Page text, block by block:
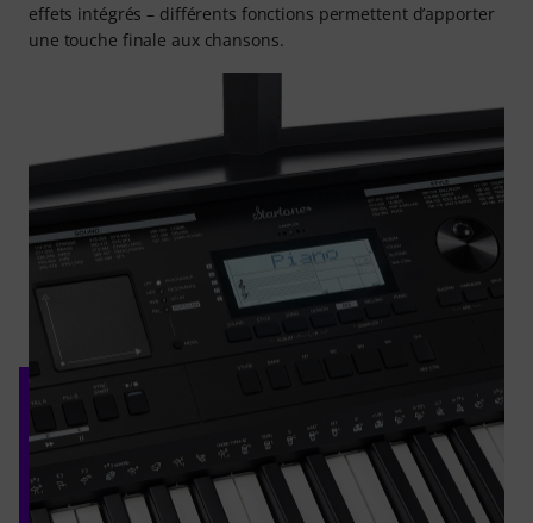
effets intégrés – différents fonctions permettent d’apporter
une touche finale aux chansons.